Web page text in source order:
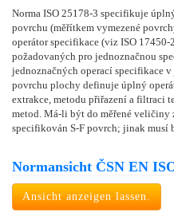
Norma ISO 25178-3 specifikuje
povrchu (měřítkem vymezené
operátor specifikace (viz ISO 17450-
požadovaných pro jednoznačnou
jednoznačných operací specifikace
povrchu plochy definuje úplný
extrakce, metodu přiřazení a filtraci
metod. Má-li být do měřené veličiny
specifikován S-F povrch; jinak musí
Normansicht ČSN EN
Ansicht anzeigen lassen.